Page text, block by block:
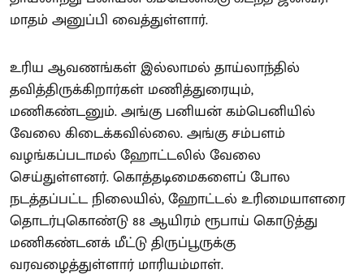
மாதம் அனுப்பி வைத்துள்ளார்.
உரிய ஆவணங்கள் இல்லாமல் தாய்லாந்தில்
தவித்திருக்கிறார்கள் மணித்துரையும்,
மணிகண்டனும். அங்கு பனியன் கம்பெனியில்
வேலை கிடைக்கவில்லை. அங்கு சம்பளம்
வழங்கப்படாமல் ஹோட்டலில் வேலை
செய்துள்ளனர். கொத்தடிமைகளைப் போல
நடத்தப்பட்ட நிலையில், ஹோட்டல் உரிமையாளரை
தொடர்புகொண்டு 88 ஆயிரம் ரூபாய் கொடுத்து
மணிகண்டனக் மீட்டு திருப்பூருக்கு
வரவழைத்துள்ளார் மாரியம்மாள்.